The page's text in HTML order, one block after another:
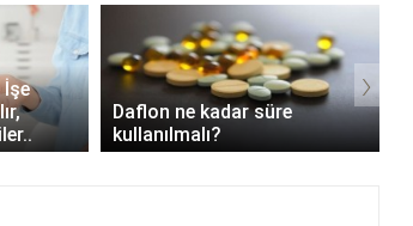
Daflon ne kadar süre
kullanılmalı?
›